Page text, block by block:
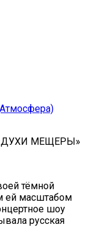
МЕЩЕРЫ»
тёмной
ей масштабом
шоу
русская